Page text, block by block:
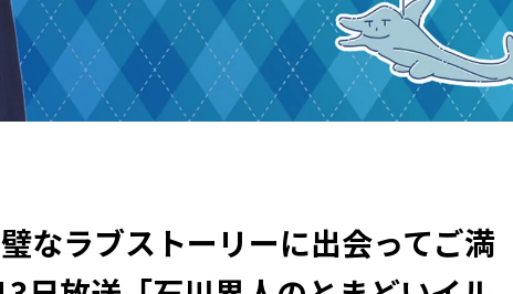
なラブストーリーに出会ってご満